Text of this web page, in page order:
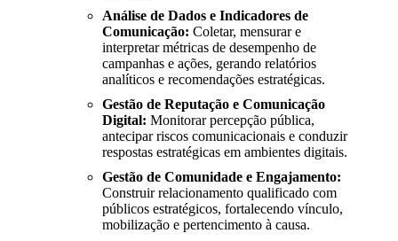
Análise de Dados e Indicadores de
Comunicação: Coletar, mensurar e
interpretar métricas de desempenho de
campanhas e ações, gerando relatórios
analíticos e recomendações estratégicas.
Gestão de Reputação e Comunicação
Digital: Monitorar percepção pública,
antecipar riscos comunicacionais e conduzir
respostas estratégicas em ambientes digitais.
Gestão de Comunidade e Engajamento:
Construir relacionamento qualificado com
públicos estratégicos, fortalecendo vínculo,
mobilização e pertencimento à causa.